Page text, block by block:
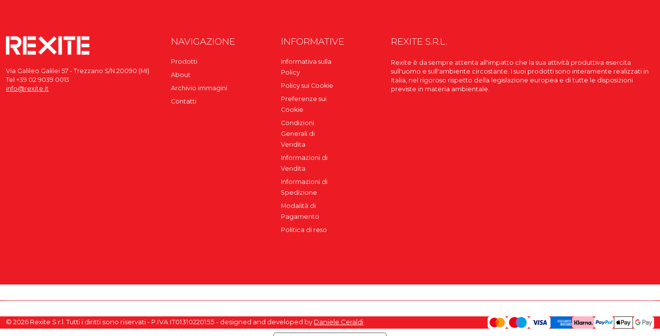
Via Galileo Galilei 57 - Trezzano S/N 20090 (MI)
Tel +39 02 9039 0013
info@rexite.it
NAVIGAZIONE
Prodotti
About
Archivio immagini
Contatti
INFORMATIVE
Informativa sulla
Policy
Policy sui Cookie
Preferenze sui
Cookie
Condizioni
Generali di
Vendita
Informazioni di
Vendita
Informazioni di
Spedizione
Modalità di
Pagamento
Politica di reso
REXITE S.R.L.
Rexite è da sempre attenta all'impatto che la sua attività produttiva esercita
sull'uomo e sull'ambiente circostante. I suoi prodotti sono interamente realizzati in
Italia, nel rigoroso rispetto della legislazione europea e di tutte le disposizioni
previste in materia ambientale.
© 2026 Rexite S.r.l. Tutti i diritti sono riservati - P.IVA IT01310220155 - designed and developed by Daniele Ceraldi